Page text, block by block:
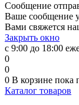
Сообщение
Ваше сообщение
Вами свяжется
Закрыть окно
с 9:00 до 18:00
0
0
0 В корзине пока
Каталог товаров